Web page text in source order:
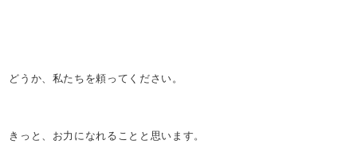
どうか、私たちを頼ってください。
きっと、お力になれることと思います。